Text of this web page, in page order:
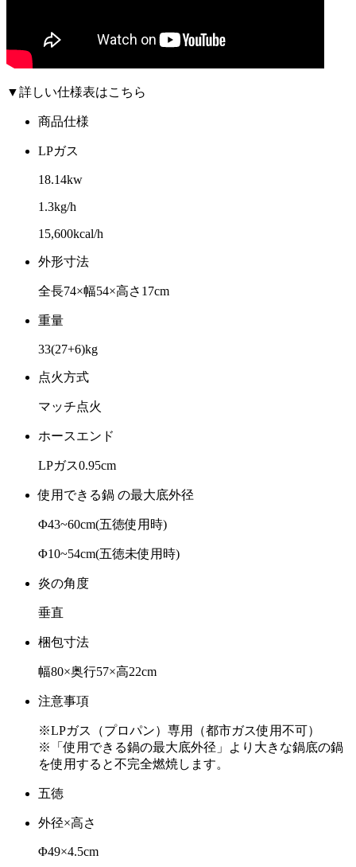
▼詳しい仕様表はこちら
商品仕様
LPガス
18.14kw
1.3kg/h
15,600kcal/h
外形寸法
全長74×幅54×高さ17cm
重量
33(27+6)kg
点火方式
マッチ点火
ホースエンド
LPガス0.95cm
使用できる鍋 の最大底外径
Φ43~60cm(五徳使用時)
Φ10~54cm(五徳未使用時)
炎の角度
垂直
梱包寸法
幅80×奥行57×高22cm
注意事項
※LPガス（プロパン）専用（都市ガス使用不可）
※「使用できる鍋の最大底外径」より大きな鍋底の鍋
を使用すると不完全燃焼します。
五徳
外径×高さ
Φ49×4.5cm